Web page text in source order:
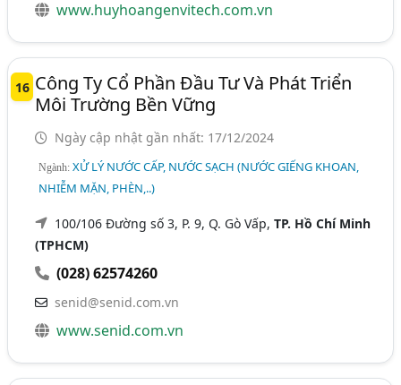
www.huyhoangenvitech.com.vn
16 Công Ty Cổ Phần Đầu Tư Và Phát Triển
Môi Trường Bền Vững
Ngày cập nhật gần nhất: 17/12/2024
Ngành:XỬ LÝ NƯỚC CẤP, NƯỚC SẠCH (NƯỚC GIẾNG KHOAN,
NHIỄM MẶN, PHÈN,..)
100/106 Đường số 3, P. 9, Q. Gò Vấp,TP. Hồ Chí Minh
(TPHCM)
(028) 62574260
senid@senid.com.vn
www.senid.com.vn